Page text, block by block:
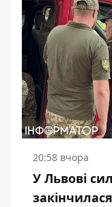
20:58 вчора
У Львові